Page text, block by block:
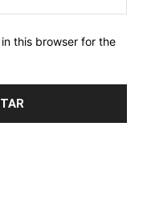
this browser for the